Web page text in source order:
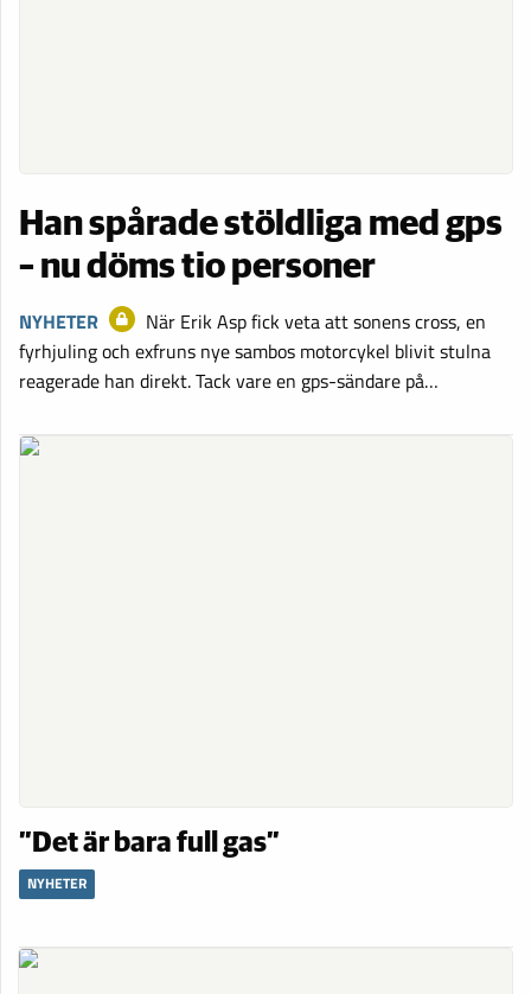
Han spårade stöldliga med gps
– nu döms tio personer
NYHETER
När Erik Asp fick veta att sonens cross, en
fyrhjuling och exfruns nye sambos motorcykel blivit stulna
reagerade han direkt. Tack vare en gps-sändare på…
”Det är bara full gas”
NYHETER